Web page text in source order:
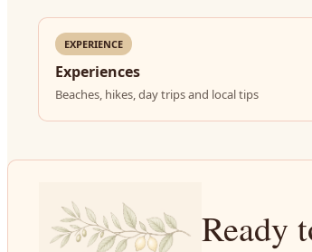
EXPERIENCE
Experiences
Beaches, hikes, day trips and local tips
Ready